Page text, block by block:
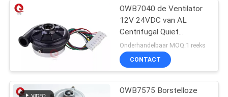
OWB7040 de Ventilator
12V 24VDC van AL
Centrifugal Quiet
Inspirator Respirator
CPAP BIPAP
Onderhandelbaar MOQ:1 reeks
CONTACT
OWB7575 Borstelloze